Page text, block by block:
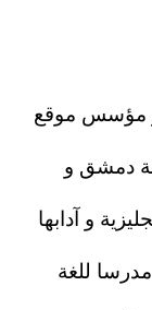
و مؤسس موقع
دمشق و
و آدابها
للغة